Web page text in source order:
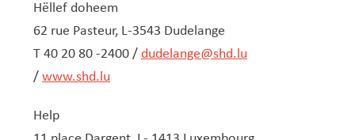
Hëllef doheem
62 rue Pasteur, L-3543 Dudelange
T 40 20 80 -2400 / dudelange@shd.lu
/ www.shd.lu
Help